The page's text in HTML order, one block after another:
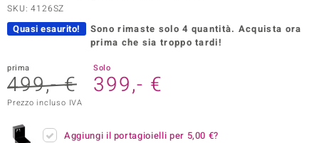
SKU: 4126SZ
Quasi esaurito! Sono rimaste solo 4 quantità. Acquista ora
prima che sia troppo tardi!
prima
499,- €
Solo
399,- €
Prezzo incluso IVA
Aggiungi il portagioielli per 5,00 €?